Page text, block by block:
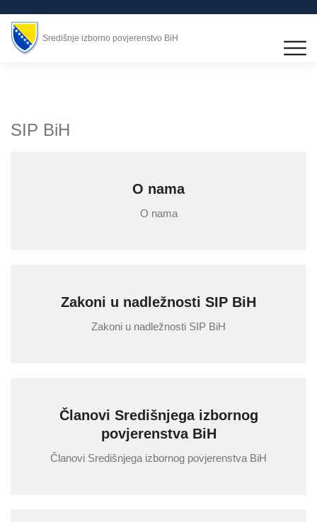
Središnje izborno povjerenstvo BiH
SIP BiH
O nama
O nama
Zakoni u nadležnosti SIP BiH
Zakoni u nadležnosti SIP BiH
Članovi Središnjega izbornog
povjerenstva BiH
Članovi Središnjega izbornog povjerenstva BiH